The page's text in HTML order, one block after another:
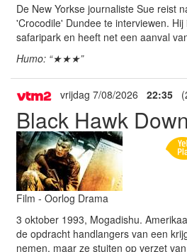
De New Yorkse journaliste Sue reist
'Crocodile' Dundee te interviewen.
safaripark en heeft net een aanval
Humo: “★★★”
vrijdag 7/08/2026 22:35
Black Hawk Down
Film - Oorlog Drama
3 oktober 1993, Mogadishu.
de opdracht handlangers van een
nemen, maar ze stuiten op verzet